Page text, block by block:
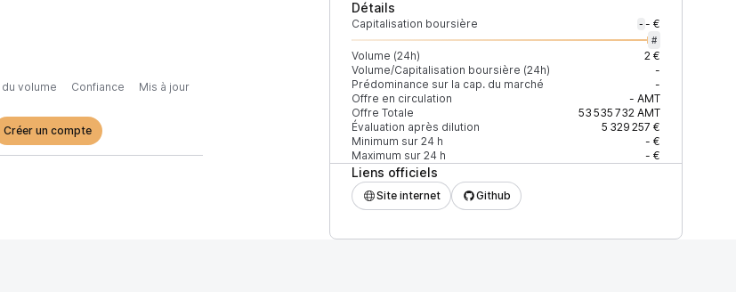
Détails
Capitalisation boursière - - €
#
Volume (24h)
2 €
Volume/Capitalisation boursière (24h)
-
Prédominance sur la cap. du marché
-
Offre en circulation
- AMT
Offre Totale
53 535 732AMT
Évaluation après dilution
5 329 257 €
Minimum sur 24 h
- €
Maximum sur 24 h
- €
Liens officiels
Site internet Github
du volume Confiance Mis à jour
Créer un compte